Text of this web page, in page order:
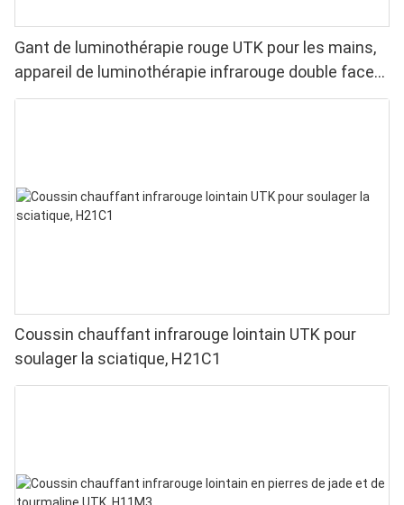
Gant de luminothérapie rouge UTK pour les mains,
appareil de luminothérapie infrarouge double face
pour soulager les douleurs aux doigts et aux
Coussin chauffant infrarouge lointain UTK pour
soulager la sciatique, H21C1